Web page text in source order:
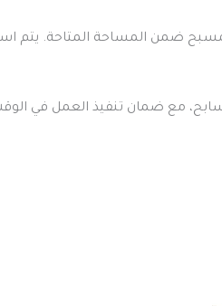
ضمن المساحة المتاحة. يتم
مع ضمان تنفيذ العمل في